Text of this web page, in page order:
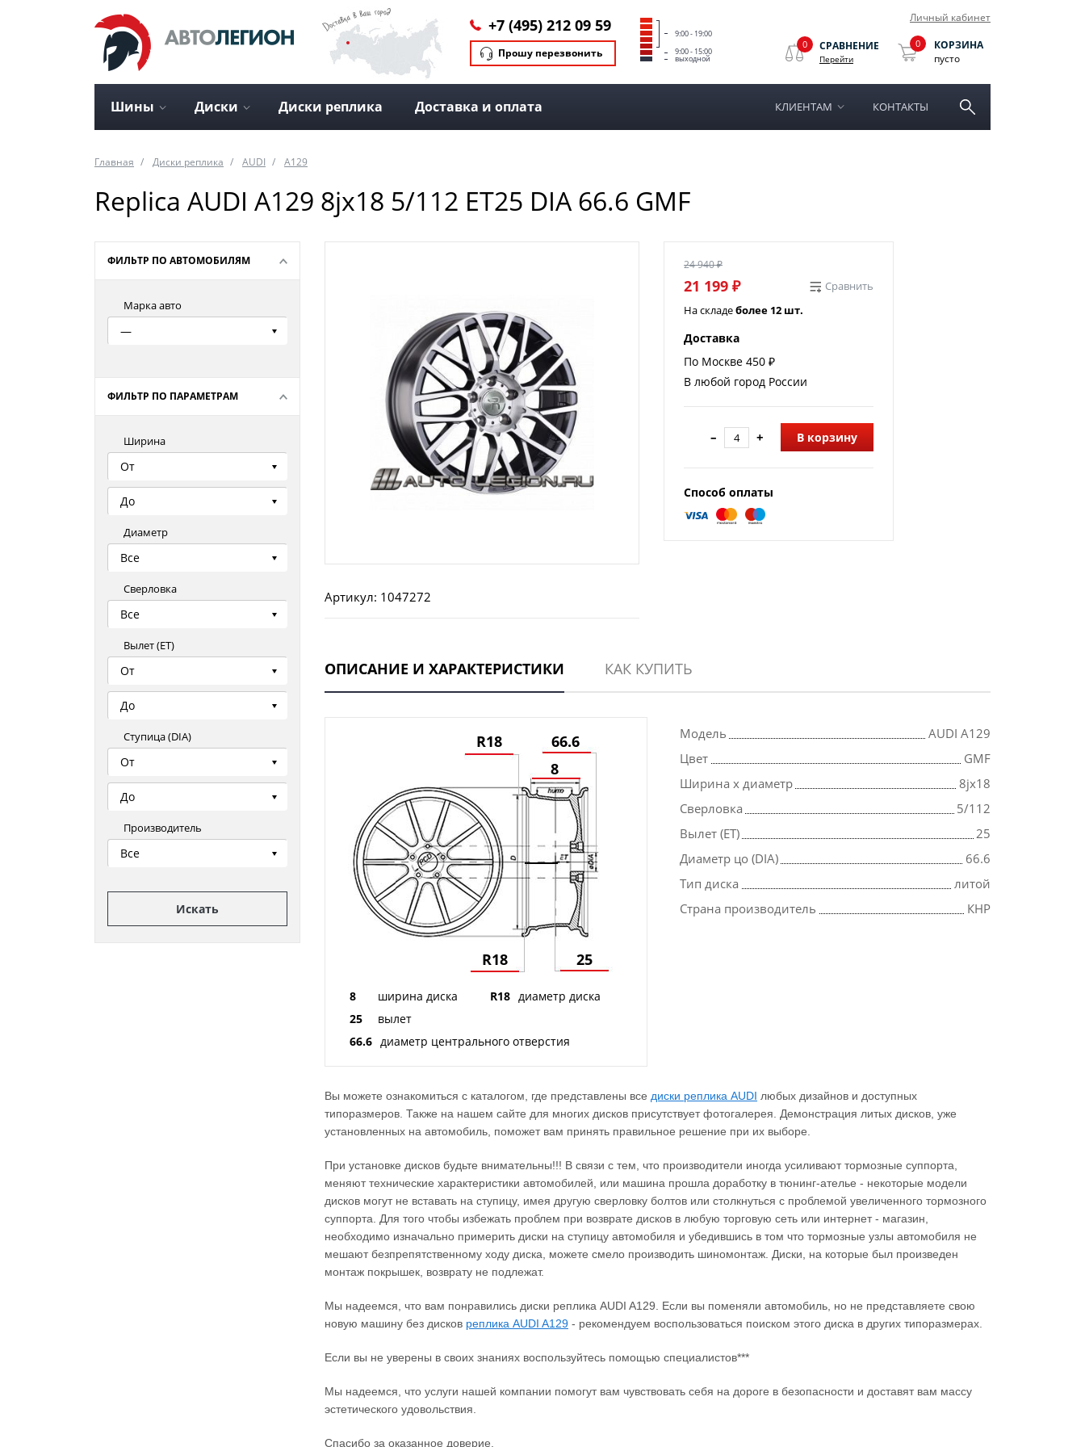
Личный кабинет
+7 (495) 212 09 59
Прошу перезвонить
9:00 - 19:00
9:00 - 15:00
выходной
0 СРАВНЕНИЕ
Перейти
0
КОРЗИНА
пусто
Шины Диски Диски реплика Доставка и оплата КЛИЕНТАМ КОНТАКТЫ
Главная Диски реплика AUDI A129
Replica AUDI A129 8jx18 5/112 ET25 DIA 66.6 GMF
ФИЛЬТР ПО АВТОМОБИЛЯМ
Марка авто
—
ФИЛЬТР ПО ПАРАМЕТРАМ
Ширина
От
До
Диаметр
Все
Сверловка
Все
Вылет (ЕТ)
От
До
Ступица (DIA)
От
До
Производитель
Все
Искать
Артикул: 1047272
24 940 ₽
21 199 ₽
Сравнить
На складеболее 12 шт.
Доставка
По Москве 450 ₽
В любой город России
– + В корзину
Способ оплаты
ОПИСАНИЕ И ХАРАКТЕРИСТИКИ КАК КУПИТЬ
R18
66.6
8
R18 25
8 ширина диска R18 диаметр диска
25
вылет
66.6 диаметр центрального отверстия
Модель
AUDI A129
Цвет
GMF
Ширина х диаметр
8jx18
Сверловка
5/112
Вылет (ET)
25
Диаметр цо (DIA)
66.6
Тип диска
литой
Страна производитель
КНР
Вы можете ознакомиться с каталогом, где представлены все диски реплика AUDI любых дизайнов и доступных
типоразмеров. Также на нашем сайте для многих дисков присутствует фотогалерея. Демонстрация литых дисков, уже
установленных на автомобиль, поможет вам принять правильное решение при их выборе.
При установке дисков будьте внимательны!!! В связи с тем, что производители иногда усиливают тормозные суппорта,
меняют технические характеристики автомобилей, или машина прошла доработку в тюнинг-ателье - некоторые модели
дисков могут не вставать на ступицу, имея другую сверловку болтов или столкнуться с проблемой увеличенного тормозного
суппорта. Для того чтобы избежать проблем при возврате дисков в любую торговую сеть или интернет - магазин,
необходимо изначально примерить диски на ступицу автомобиля и убедившись в том что тормозные узлы автомобиля не
мешают безпрепятственному ходу диска, можете смело производить шиномонтаж. Диски, на которые был произведен
монтаж покрышек, возврату не подлежат.
Мы надеемся, что вам понравились диски реплика AUDI A129. Если вы поменяли автомобиль, но не представляете свою
новую машину без дисков реплика AUDI A129 ‐ рекомендуем воспользоваться поиском этого диска в других типоразмерах.
Если вы не уверены в своих знаниях воспользуйтесь помощью специалистов***
Мы надеемся, что услуги нашей компании помогут вам чувствовать себя на дороге в безопасности и доставят вам массу
эстетического удовольствия.
Спасибо за оказанное доверие.